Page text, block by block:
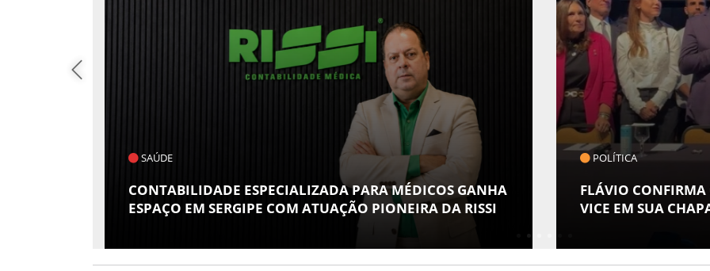
SAÚDE
CONTABILIDADE ESPECIALIZADA PARA MÉDICOS GANHA
ESPAÇO EM SERGIPE COM ATUAÇÃO PIONEIRA DA RISSI
POLÍTICA
FLÁVIO CONFIRMA
VICE EM SUA